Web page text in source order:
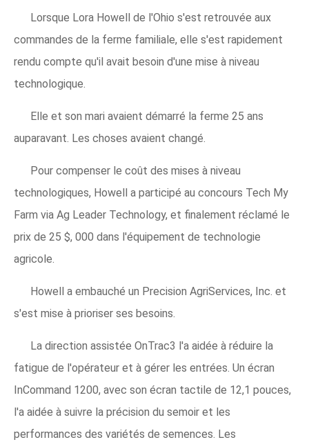
Lorsque Lora Howell de l'Ohio s'est retrouvée aux
commandes de la ferme familiale, elle s'est rapidement
rendu compte qu'il avait besoin d'une mise à niveau
technologique.
Elle et son mari avaient démarré la ferme 25 ans
auparavant. Les choses avaient changé.
Pour compenser le coût des mises à niveau
technologiques, Howell a participé au concours Tech My
Farm via Ag Leader Technology, et finalement réclamé le
prix de 25 $, 000 dans l'équipement de technologie
agricole.
Howell a embauché un Precision AgriServices, Inc. et
s'est mise à prioriser ses besoins.
La direction assistée OnTrac3 l'a aidée à réduire la
fatigue de l'opérateur et à gérer les entrées. Un écran
InCommand 1200, avec son écran tactile de 12,1 pouces,
l'a aidée à suivre la précision du semoir et les
performances des variétés de semences. Les